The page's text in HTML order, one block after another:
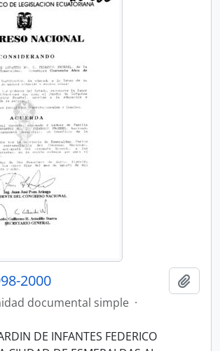
2000
documental simple ·
DE INFANTES FEDERICO